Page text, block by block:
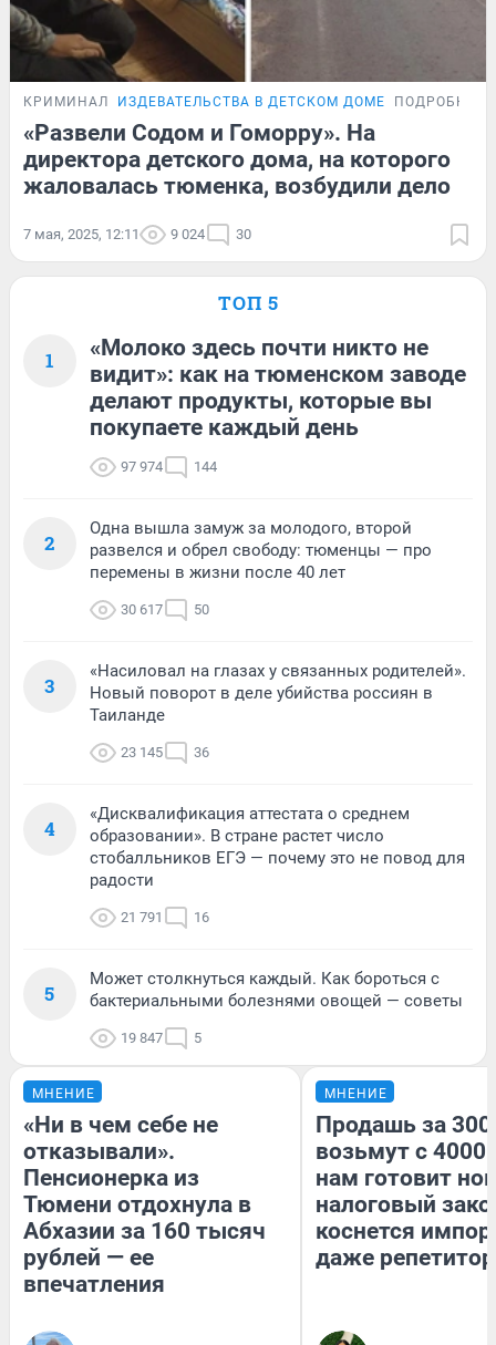
КРИМИНАЛ ИЗДЕВАТЕЛЬСТВА В ДЕТСКОМ ДОМЕ
«Развели Содом и Гоморру». На
директора детского дома, на которого
жаловалась тюменка, возбудили дело
7 мая, 2025, 12:11 9 024 30
ТОП 5
1
«Молоко здесь почти никто не
видит»: как на тюменском заводе
делают продукты, которые вы
покупаете каждый день
97 974 144
2
Одна вышла замуж за молодого, второй
развелся и обрел свободу: тюменцы — про
перемены в жизни после 40 лет
30 617 50
3
«Насиловал на глазах у связанных родителей».
Новый поворот в деле убийства россиян в
Таиланде
23 145 36
4
«Дисквалификация аттестата о среднем
образовании». В стране растет число
стобалльников ЕГЭ — почему это не повод для
радости
21 791 16
5
Может столкнуться каждый. Как бороться с
бактериальными болезнями овощей — советы
19 847 5
МНЕНИЕ
«Ни в чем себе не
отказывали».
Пенсионерка из
Тюмени отдохнула в
Абхазии за 160 тысяч
рублей — ее
впечатления
МНЕНИЕ
Продашь за
возьмут с
нам готовит
налоговый
коснется
даже